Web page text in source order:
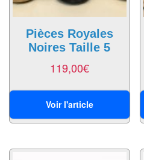
Echiquier
pour
aveugles
Logiciels
d'échecs
Livres
anglais
Pièces Royales
Noires Taille 5
119,00€
Voir l'article